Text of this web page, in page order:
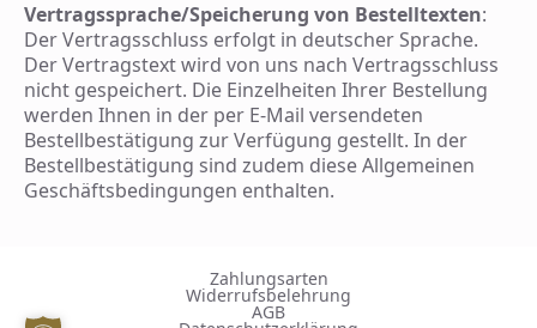
Vertragssprache/Speicherung von Bestelltexten:
Der Vertragsschluss erfolgt in deutscher Sprache.
Der Vertragstext wird von uns nach Vertragsschluss
nicht gespeichert. Die Einzelheiten Ihrer Bestellung
werden Ihnen in der per E-Mail versendeten
Bestellbestätigung zur Verfügung gestellt. In der
Bestellbestätigung sind zudem diese Allgemeinen
Geschäftsbedingungen enthalten.
Zahlungsarten
Widerrufsbelehrung
AGB